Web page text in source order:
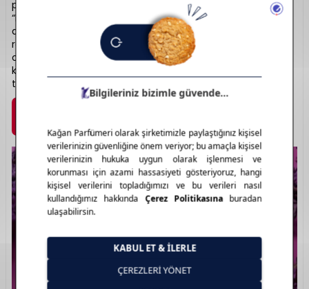
parfüm dünyasında da sürdürür. “Valentino Donna” ve
“Born in Roma” serileri, modern kadının zarif ama güçlü
duruşunu kokulara yansıtır. Kalıcı ve sofistike notalar,
romantik ve şehirli bir atmosfer sunar. Erkek serileri ise
odunsu ve baharatlı notalarla maskülen bir zarafet ortaya
koyar. Lüks şişe tasarımlarıyla da dikkat çeken Valentino,
tarz sahibi kullanıcılar için kusursuz bir seçimdir.